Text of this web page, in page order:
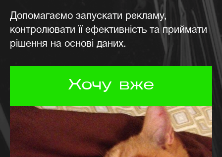
Допомагаємо запускати рекламу,
контролювати її ефективність та приймати
рішення на основі даних.
Хочу вже